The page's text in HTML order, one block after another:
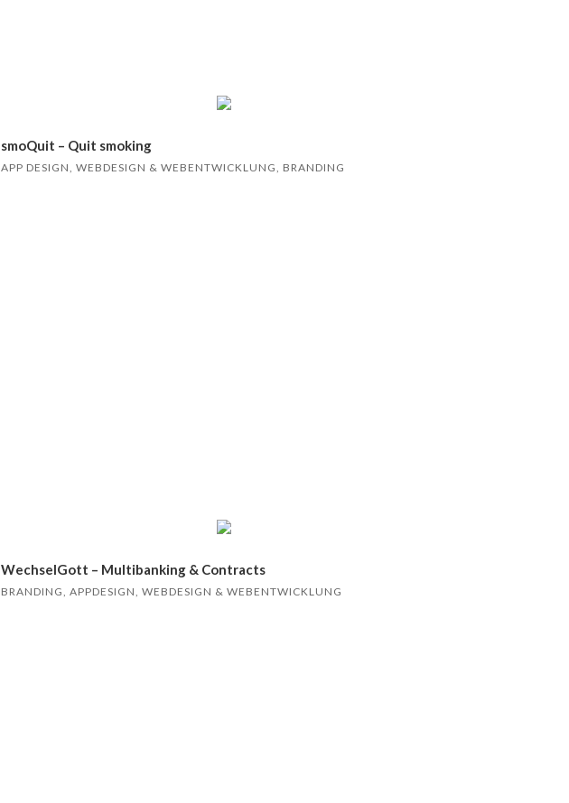
smoQuit – Quit smoking
APP DESIGN, WEBDESIGN & WEBENTWICKLUNG, BRANDING
WechselGott – Multibanking & Contracts
BRANDING, APPDESIGN, WEBDESIGN & WEBENTWICKLUNG